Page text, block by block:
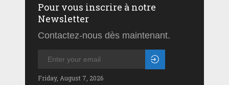
Pour vous inscrire à notre
Newsletter
Contactez-nous dès maintenant.
Friday, August 7, 2026